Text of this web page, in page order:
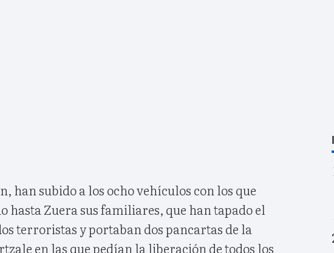
han subido a los ocho vehículos con los que
hasta Zuera sus familiares, que han tapado el
terroristas y portaban dos pancartas de la
en las que pedían la liberación de todos los